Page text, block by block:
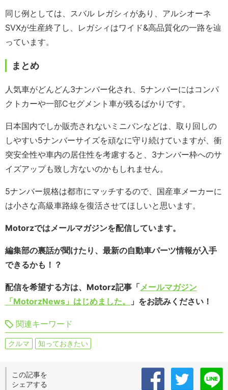
同じ例としては、スバル レガシィがあり、アルシオーネ
SVXが生産終了し、レガシィはワイド&高品質化の一路を辿
っています。
まとめ
人気車がどんどん3ナンバー化され、5ナンバーにはコンパ
クトカーや一部Cセグメント車が残るばかりです。
日本国内でしか販売されないミニバンなどは、取り回しの
しやすい5ナンバーサイズを頑なに守り続けていますが、衝
突安全性や車内の居住性を考慮すると、3ナンバー枠へのサ
イズアップも致し方ないのかもしれません。
5ナンバー規格は都市にマッチするので、国産車メーカーに
は小さな高級車路線を復活させてほしいと思います。
Motorzではメールマガジンを配信しています。
編集部の裏話が聞けたり、最新の自動車パーツ情報が入手
できるかも！？
配信を希望する方は、Motorz記事「メールマガジン
「MotorzNews」はじめました。
」をお読みください！
関連キーワード
クルマ 知っておきたい
この記事を
シェアする